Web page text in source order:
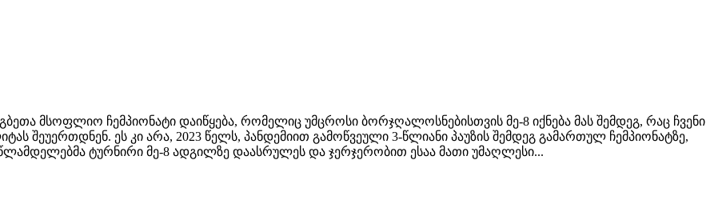
მსოფლიო ჩემპიონატი დაიწყება, რომელიც უმცროსი ბორჯღალოსნებისთვის მე-8 იქნება მას შემდეგ, რაც ჩვენი
ეს კი არა, 2023 წელს, პანდემიით გამოწვეული 3-წლიანი პაუზის შემდეგ გამართულ ჩემპიონატზე,
ტურნირი მე-8 ადგილზე დაასრულეს და ჯერჯერობით ესაა მათი უმაღლესი...